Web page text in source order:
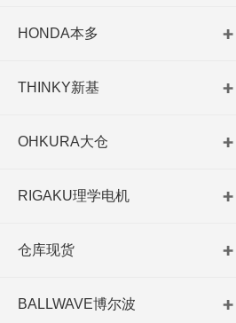
HONDA本多
THINKY新基
OHKURA大仓
RIGAKU理学电机
仓库现货
BALLWAVE博尔波